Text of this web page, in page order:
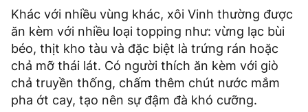
Khác với nhiều vùng khác, xôi Vinh thường được
ăn kèm với nhiều loại topping như: vừng lạc bùi
béo, thịt kho tàu và đặc biệt là trứng rán hoặc
chả mỡ thái lát. Có người thích ăn kèm với giò
chả truyền thống, chấm thêm chút nước mắm
pha ớt cay, tạo nên sự đậm đà khó cưỡng.